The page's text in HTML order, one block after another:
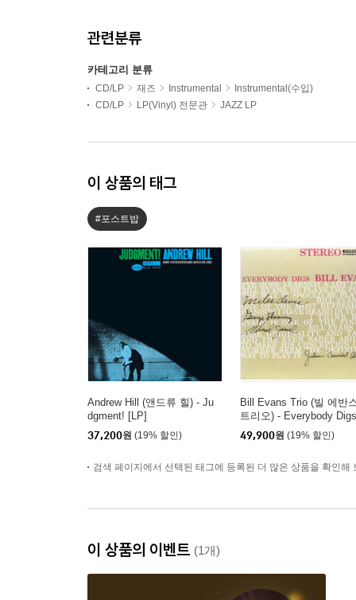
관련분류
카테고리 분류
CD/LP 재즈 Instrumental
Instrumental(수입)
CD/LP
LP(Vinyl) 전문관 JAZZ LP
이 상품의 태그
#포스트밥
Andrew Hill (앤드류 힐) - Ju
dgment! [LP]
37,200원 (19% 할인)
Bill Evans Trio (빌 에반
트리오) - Everybody
ill Evans [LP]
49,900원 (19% 할인)
검색 페이지에서 선택된 태그에 등록된 더 많은 상품을 확인해
이 상품의 이벤트 (1개)